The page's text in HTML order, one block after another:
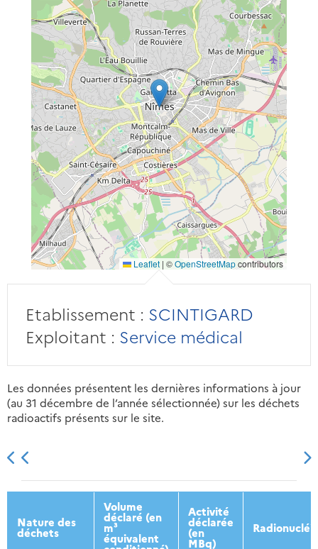
Leaflet | ©OpenStreetMapcontributors
Etablissement : SCINTIGARD
Exploitant : Service médical
Les données présentent les dernières informations à jour
(au 31 décembre de l’année sélectionnée) sur les déchets
radioactifs présents sur le site.
2013 2014 2015 2016
Nature des
déchets
Volume
déclaré (en
m³
équivalent
Activité
déclarée
(en
MBq)